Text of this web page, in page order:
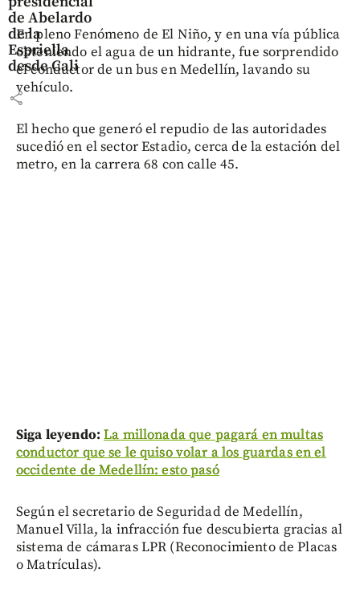
de Abelardo
de la
Espriella
desde Cali
share
En pleno Fenómeno de El Niño, y en una vía pública
obteniendo el agua de un hidrante, fue sorprendido
el conductor de un bus en Medellín, lavando su
vehículo.
El hecho que generó el repudio de las autoridades
sucedió en el sector Estadio, cerca de la estación del
metro, en la carrera 68 con calle 45.
Siga leyendo: La millonada que pagará en multas
conductor que se le quiso volar a los guardas en el
occidente de Medellín: esto pasó
Según el secretario de Seguridad de Medellín,
Manuel Villa, la infracción fue descubierta gracias al
sistema de cámaras LPR (Reconocimiento de Placas
o Matrículas).